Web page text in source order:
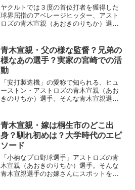
ヤクルトでは３度の首位打者を獲得した
球界屈指のアベレージヒッター、アスト
ロズの青木宣親（あおきのりちか）選
１６の成績２０１６シーズンも打率２割
８分以上の成績を残し、存...
青木宣親・父の様な監督？兄弟の
様なあの選手？実家の宮崎での活
動
「安打製造機」の愛称で知られる、ヒュ
ーストン・アストロズの青木宣親（あお
きのりちか）選手。そんな青木宣親選手
は、甲子園の出場はありませんでした。
大学には野球推薦での入...
青木宣親・嫁は桐生市のどこ出
身？馴れ初めは？大学時代のエピ
ソード
「小柄なプロ野球選手」アストロズの青
木宣親（あおきのりちか）選手。そんな
青木宣親選手のお嫁さんにスポットを当